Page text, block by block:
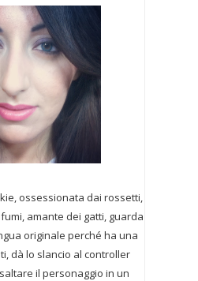
ossessionata dai rossetti,
amante dei gatti, guarda
originale perché ha una
dà lo slancio al controller
il personaggio in un